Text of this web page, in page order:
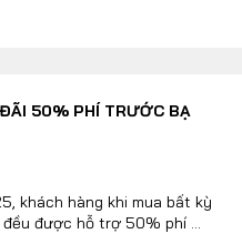
ĐÃI 50% PHÍ TRƯỚC BẠ
khách hàng khi mua bất kỳ
được hỗ trợ 50% phí ...